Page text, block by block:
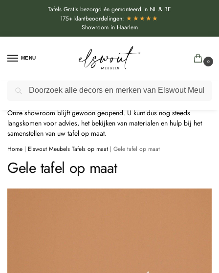
Tafels Gratis bezorgd én gemonteerd in NL & BE
175+ klantbeoordelingen: ★★★★★
Showroom in Haarlem
MENU
0
Door de bouwvakperiode geldt momenteel een extra levertijd van
circa 3 weken bovenop de reguliere levertijd.
Onze showroom blijft gewoon geopend. U kunt dus nog steeds
langskomen voor advies, het bekijken van materialen en hulp bij het
samenstellen van uw tafel op maat.
Home | Elswout Meubels Tafels op maat | Gele tafel op maat
Gele tafel op maat